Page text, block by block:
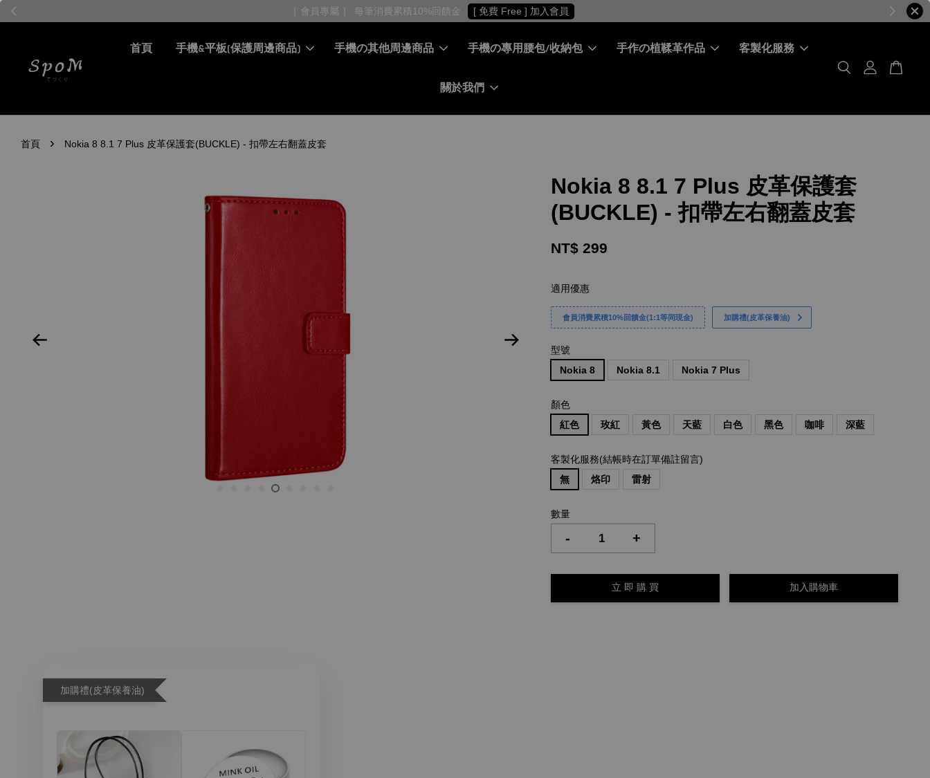
［ 會員專屬 ］ 每筆消費累積10%回饋金 [ 免費 Free ] 加入會員
首頁 手機&平板(保護周邊商品) 手機の其他周邊商品 手機の專用腰包/收納包 手作の植鞣革作品 客製化服務
關於我們
首頁 › Nokia 8 8.1 7 Plus 皮革保護套(BUCKLE) - 扣帶左右翻蓋皮套
Nokia 8 8.1 7 Plus 皮革保護套
(BUCKLE) - 扣帶左右翻蓋皮套
NT$ 299
適用優惠
會員消費累積10%回饋金(1:1等同現金) 加購禮(皮革保養油)
型號
Nokia 8
Nokia 8.1 Nokia 7 Plus
顏色
紅色
玫紅 黃色 天藍 白色 黑色 咖啡 深藍
客製化服務(結帳時在訂單備註留言)
無
烙印 雷射
數量
- +
立 即 購 買 加入購物車
加購禮(皮革保養油)